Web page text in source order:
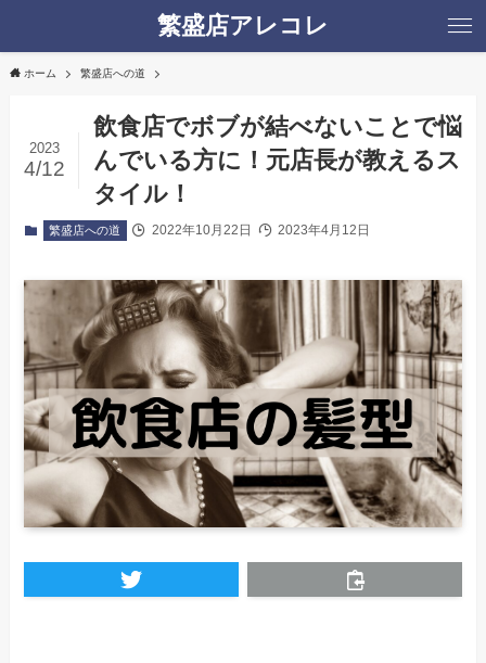
繁盛店アレコレ
ホーム 繁盛店への道
飲食店でボブが結べないことで悩
んでいる方に！元店長が教えるス
タイル！
2023
4/12
繁盛店への道 2022年10月22日 2023年4月12日